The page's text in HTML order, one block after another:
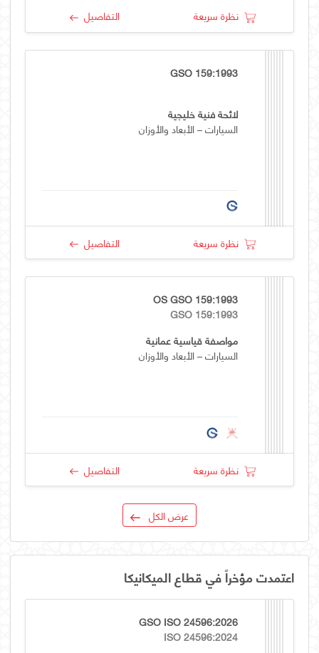
نظرة سريعة التفاصيل
GSO 159:1993
لائحة فنية خليجية
السيارات – الأبعاد والأوزان
نظرة سريعة التفاصيل
OS GSO 159:1993
GSO 159:1993
مواصفة قياسية عمانية
السيارات – الأبعاد والأوزان
نظرة سريعة التفاصيل
عرض الكل
اعتمدت مؤخراً في قطاع الميكانيكا
GSO ISO 24596:2026
ISO 24596:2024